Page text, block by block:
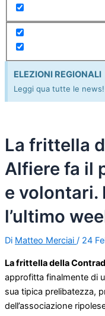
ELEZIONI REGIONALI
Leggi qua tutte le news!
La frittella
Alfiere fa il
e volontari.
l’ultimo
Di Matteo Merciai / 24
La frittella della
approfitta finalmente di
sua tipica prelibatezza,
dell’associazione